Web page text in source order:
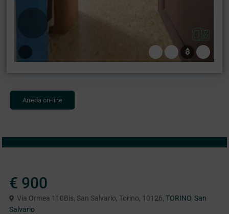
Arreda on-line
€ 900
Via Ormea 110Bis, San Salvario, Torino, 10126, TORINO, San
Salvario